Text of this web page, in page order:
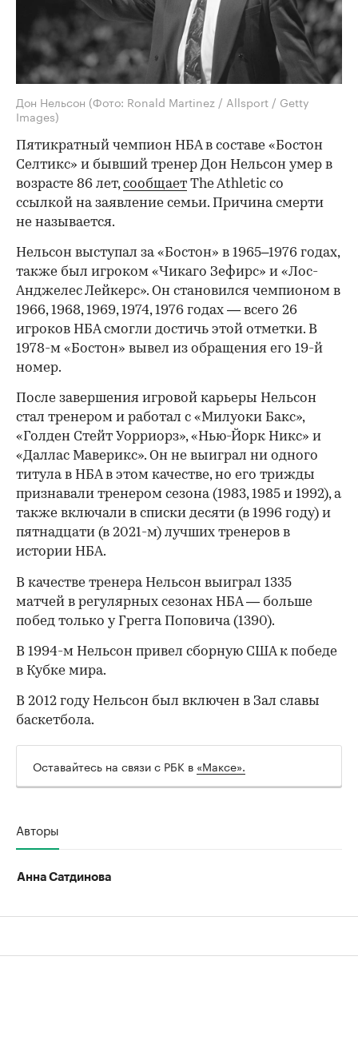
Дон Нельсон (Фото: Ronald Martinez / Allsport / Getty
Images)
Пятикратный чемпион НБА в составе «Бостон
Селтикс» и бывший тренер Дон Нельсон умер в
возрасте 86 лет,сообщает The Athletic со
ссылкой на заявление семьи. Причина смерти
не называется.
Нельсон выступал за «Бостон» в 1965–1976 годах,
также был игроком «Чикаго Зефирс» и «Лос-
Анджелес Лейкерс». Он становился чемпионом в
1966, 1968, 1969, 1974, 1976 годах — всего 26
игроков НБА смогли достичь этой отметки. В
1978-м «Бостон» вывел из обращения его 19-й
номер.
После завершения игровой карьеры Нельсон
стал тренером и работал с «Милуоки Бакс»,
«Голден Стейт Уорриорз», «Нью-Йорк Никс» и
«Даллас Маверикс». Он не выиграл ни одного
титула в НБА в этом качестве, но его трижды
признавали тренером сезона (1983, 1985 и 1992), а
также включали в списки десяти (в 1996 году) и
пятнадцати (в 2021-м) лучших тренеров в
истории НБА.
В качестве тренера Нельсон выиграл 1335
матчей в регулярных сезонах НБА — больше
побед только у Грегга Поповича (1390).
В 1994-м Нельсон привел сборную США к победе
в Кубке мира.
В 2012 году Нельсон был включен в Зал славы
баскетбола.
Оставайтесь на связи с РБК в «Максе».
Авторы
Анна Сатдинова